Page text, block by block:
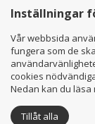
Copyright ©
Inställningar
Vår webbsida
fungera som de
cookies
Nedan kan du läsa
Tillåt alla